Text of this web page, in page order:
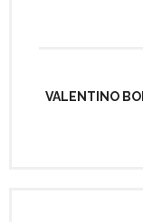
VALENTINO